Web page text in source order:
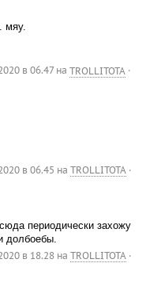
мяу.
в 06.47на TROLLITOTA ·
в 06.45 на TROLLITOTA ·
периодически захожу
долбоебы.
в 18.28на TROLLITOTA ·